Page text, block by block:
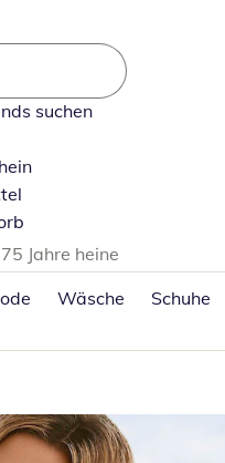
suchen
75 Jahre heine
Wäsche Schuhe